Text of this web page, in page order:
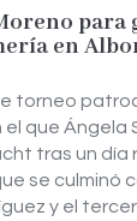
para
en
torneo
que Ángela
tras un día
se culminó
y el